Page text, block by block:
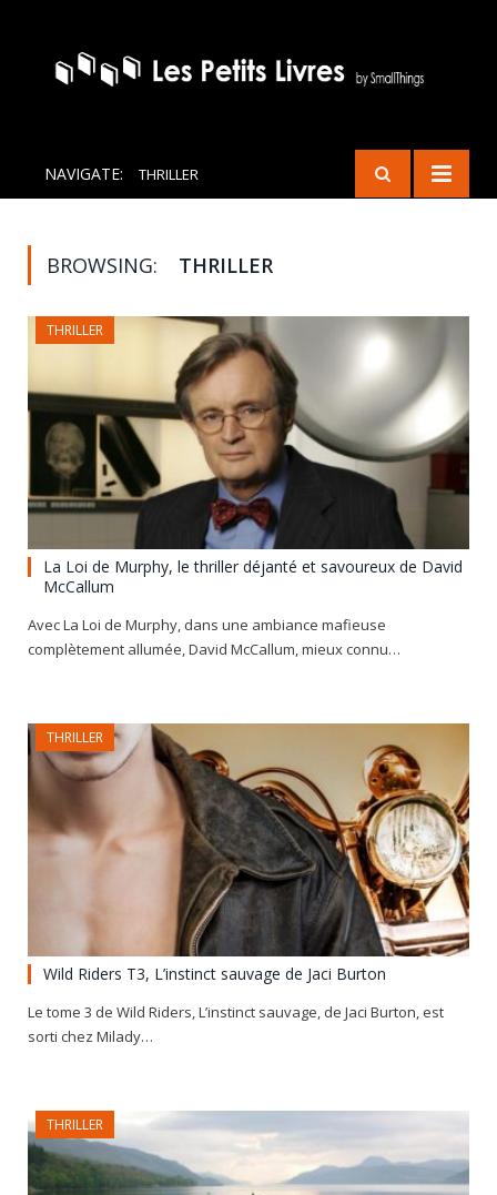
NAVIGATE: THRILLER
BROWSING: THRILLER
THRILLER
La Loi de Murphy, le thriller déjanté et savoureux de David
McCallum
Avec La Loi de Murphy, dans une ambiance mafieuse
complètement allumée, David McCallum, mieux connu…
THRILLER
Wild Riders T3, L’instinct sauvage de Jaci Burton
Le tome 3 de Wild Riders, L’instinct sauvage, de Jaci Burton, est
sorti chez Milady…
THRILLER